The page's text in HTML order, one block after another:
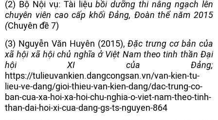
(2) Bộ Nội vụ: Tài liệubồi dưỡng thi nâng ngạch lên
chuyên viên cao cấp khối Đảng, Đoàn thể năm 2015
(Chuyên đề 7)
(3) Nguyễn Văn Huyên (2015),Đặc trưng cơ bản của
xã hội xã hội chủ nghĩa ở Việt Nam theo tinh thần Đại
hội XI của Đảng;
https://tulieuvankien.dangcongsan.vn/van-kien-tu-
lieu-ve-dang/gioi-thieu-van-kien-dang/dac-trung-co-
ban-cua-xa-hoi-xa-hoi-chu-nghia-o-viet-nam-theo-tinh-
than-dai-hoi-xi-cua-dang-gs-ts-nguyen-864